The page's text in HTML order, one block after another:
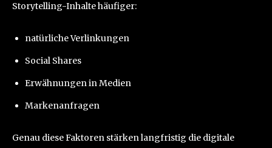
Storytelling-Inhalte häufiger:
natürliche Verlinkungen
Social Shares
Erwähnungen in Medien
Markenanfragen
Genau diese Faktoren stärken langfristig die digitale